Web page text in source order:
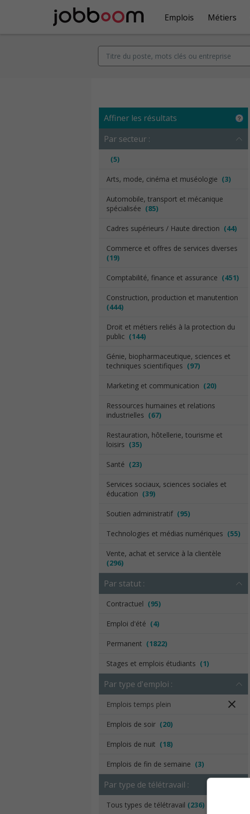
Emplois Métiers
Affiner les résultats
Par secteur :
(5)
Arts, mode, cinéma et muséologie (3)
Automobile, transport et mécanique
spécialisée (85)
Cadres supérieurs / Haute direction (44)
Commerce et offres de services diverses
(19)
Comptabilité, finance et assurance (451)
Construction, production et manutention
(444)
Droit et métiers reliés à la protection du
public (144)
Génie, biopharmaceutique, sciences et
techniques scientifiques (97)
Marketing et communication (20)
Ressources humaines et relations
industrielles (67)
Restauration, hôtellerie, tourisme et
loisirs (35)
Santé (23)
Services sociaux, sciences sociales et
éducation (39)
Soutien administratif (95)
Technologies et médias numériques (55)
Vente, achat et service à la clientèle
(296)
Par statut :
Contractuel (95)
Emploi d'été (4)
Permanent (1822)
Stages et emplois étudiants (1)
Par type d'emploi :
Emplois temps plein
Emplois de soir (20)
Emplois de nuit (18)
Emplois de fin de semaine (3)
Par type de télétravail :
Tous types de télétravail (236)